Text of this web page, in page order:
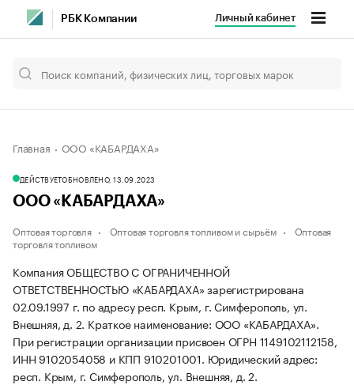
РБК Компании Личный кабинет
Главная ООО «КАБАРДАХА»
ДЕЙСТВУЕТОБНОВЛЕНО, 13.09.2023
ООО «КАБАРДАХА»
Оптовая торговля Оптовая торговля топливом и сырьём
Оптовая
торговля топливом
Компания ОБЩЕСТВО С ОГРАНИЧЕННОЙ
ОТВЕТСТВЕННОСТЬЮ «КАБАРДАХА» зарегистрирована
02.09.1997 г. по адресу респ. Крым, г. Симферополь, ул.
Внешняя, д. 2. Краткое наименование: ООО «КАБАРДАХА».
При регистрации организации присвоен ОГРН 1149102112158,
ИНН 9102054058 и КПП 910201001. Юридический адрес:
респ. Крым, г. Симферополь, ул. Внешняя, д. 2.